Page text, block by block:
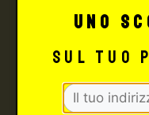
uno
sul tuo